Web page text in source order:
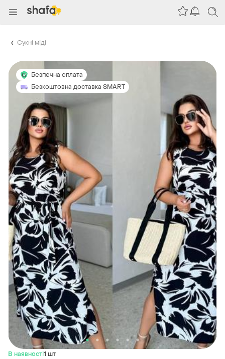
Сукні міді
Безпечна оплата
Безкоштовна доставка SMART
В наявності1 шт